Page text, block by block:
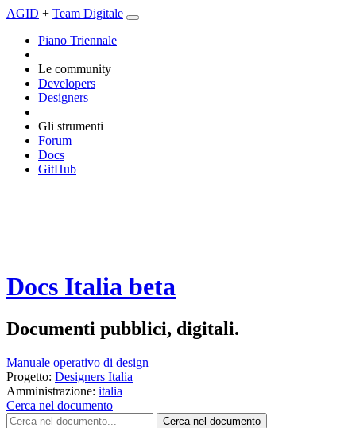
AGID + Team Digitale
Piano Triennale
Le community
Developers
Designers
Gli strumenti
Forum
Docs
GitHub
Docs Italia beta
Documenti pubblici, digitali.
Manuale operativo di design
Progetto: Designers Italia
Amministrazione: italia
Cerca nel documento
Cerca nel documento